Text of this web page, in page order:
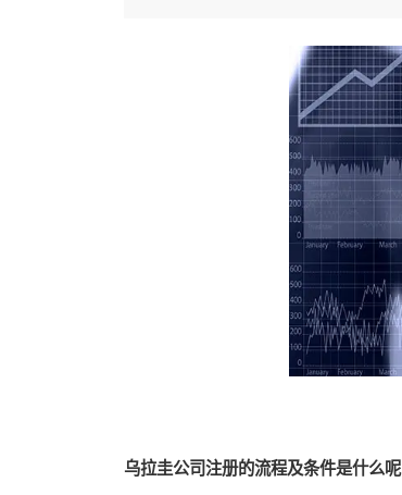
乌拉圭公司注册的流程及条件是什么呢